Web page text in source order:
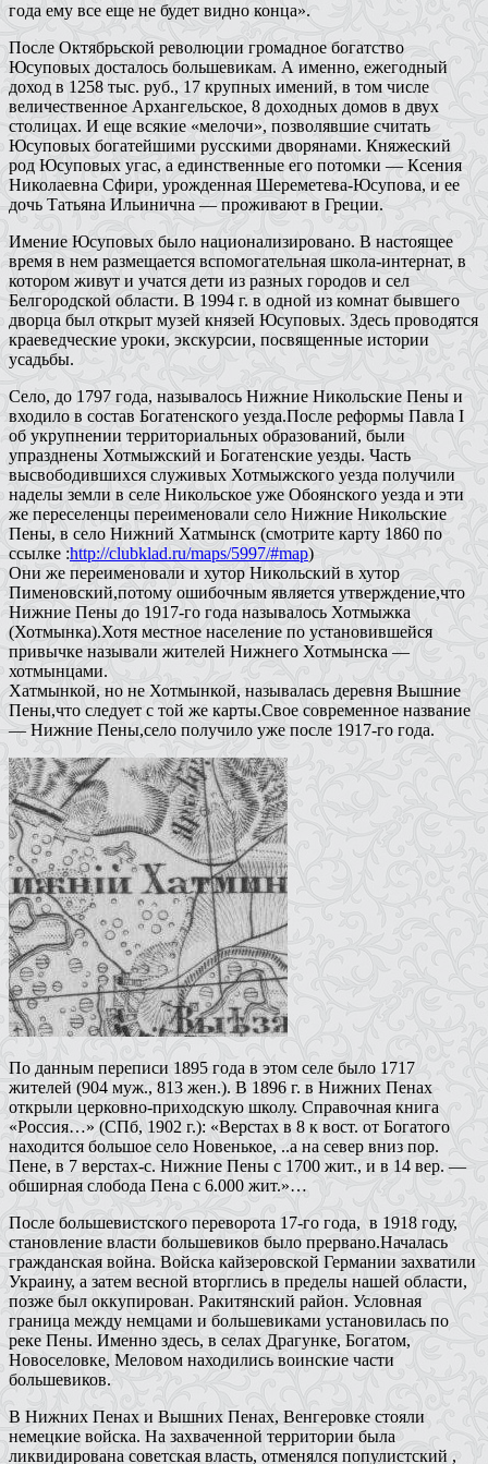
года ему все еще не будет видно конца».
После Октябрьской революции громадное богатство
Юсуповых досталось большевикам. А именно, ежегодный
доход в 1258 тыс. руб., 17 крупных имений, в том числе
величественное Архангельское, 8 доходных домов в двух
столицах. И еще всякие «мелочи», позволявшие считать
Юсуповых богатейшими русскими дворянами. Княжеский
род Юсуповых угас, а единственные его потомки — Ксения
Николаевна Сфири, урожденная Шереметева-Юсупова, и ее
дочь Татьяна Ильинична — проживают в Греции.
Имение Юсуповых было национализировано. В настоящее
время в нем размещается вспомогательная школа-интернат, в
котором живут и учатся дети из разных городов и сел
Белгородской области. В 1994 г. в одной из комнат бывшего
дворца был открыт музей князей Юсуповых. Здесь проводятся
краеведческие уроки, экскурсии, посвященные истории
усадьбы.
Село, до 1797 года, называлось Нижние Никольские Пены и
входило в состав Богатенского уезда.После реформы Павла I
об укрупнении территориальных образований, были
упразднены Хотмыжский и Богатенские уезды. Часть
высвободившихся служивых Хотмыжского уезда получили
наделы земли в селе Никольское уже Обоянского уезда и эти
же переселенцы переименовали село Нижние Никольские
Пены, в село Нижний Хатмынск (смотрите карту 1860 по
ссылке :http://clubklad.ru/maps/5997/#map)
Они же переименовали и хутор Никольский в хутор
Пименовский,потому ошибочным является утверждение,что
Нижние Пены до 1917-го года называлось Хотмыжка
(Хотмынка).Хотя местное население по установившейся
привычке называли жителей Нижнего Хотмынска —
хотмынцами.
Хатмынкой, но не Хотмынкой, называлась деревня Вышние
Пены,что следует с той же карты.Свое современное название
— Нижние Пены,село получило уже после 1917-го года.
По данным переписи 1895 года в этом селе было 1717
жителей (904 муж., 813 жен.). В 1896 г. в Нижних Пенах
открыли церковно-приходскую школу. Справочная книга
«Россия…» (СПб, 1902 г.): «Верстах в 8 к вост. от Богатого
находится большое село Новенькое, ..а на север вниз пор.
Пене, в 7 верстах-с. Нижние Пены с 1700 жит., и в 14 вер. —
обширная слобода Пена с 6.000 жит.»…
После большевистского переворота 17-го года, в 1918 году,
становление власти большевиков было прервано.Началась
гражданская война. Войска кайзеровской Германии захватили
Украину, а затем весной вторглись в пределы нашей области,
позже был оккупирован. Ракитянский район. Условная
граница между немцами и большевиками установилась по
реке Пены. Именно здесь, в селах Драгунке, Богатом,
Новоселовке, Меловом находились воинские части
большевиков.
В Нижних Пенах и Вышних Пенах, Венгеровке стояли
немецкие войска. На захваченной территории была
ликвидирована советская власть, отменялся популистский ,